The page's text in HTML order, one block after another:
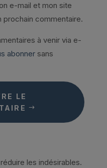
e-mail et mon site
prochain commentaire.
à venir via e-
abonnersans
LE
les indésirables.